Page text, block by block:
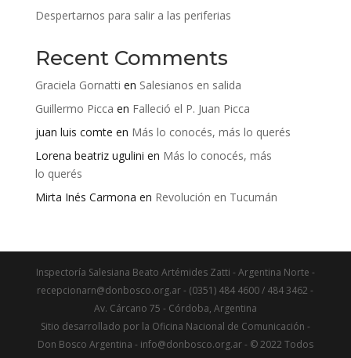
Despertarnos para salir a las periferias
Recent Comments
Graciela Gornatti en Salesianos en salida
Guillermo Picca en Falleció el P. Juan Picca
juan luis comte en Más lo conocés, más lo querés
Lorena beatriz ugulini en Más lo conocés, más
lo querés
Mirta Inés Carmona en Revolución en Tucumán
Inspectoría Salesiana Beato Artémides Zatti - Argentina Norte -
recepcionarn@donbosco.org.ar - (0351) 484 4600 / 484 3462 -
Av. Cárcano 75 - Córdoba, Argentina
Sitio desarrollado por la Oficina Nacional de Comunicación -
Don Bosco Argentina - info@donbosco.org.ar - © 2022 Todos